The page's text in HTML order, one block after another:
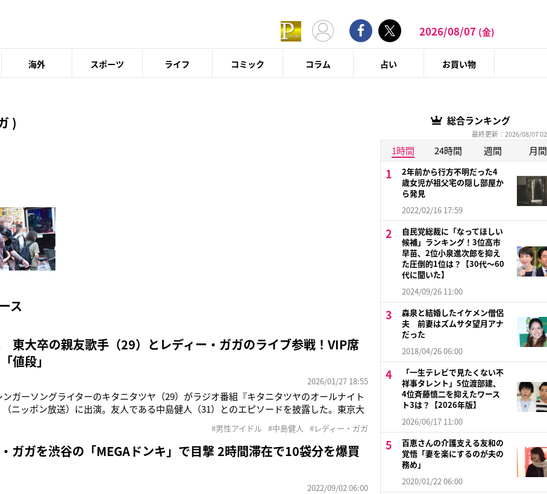
2026/08/07 (金)
海外 スポーツ ライフ コミック コラム 占い お買い物
)
ス
東大卒の親友歌手（29）とレディー・ガガのライブ参戦！VIP席
値段」
2026/01/27 18:55
ンガーソングライターのキタニタツヤ（29）がラジオ番組『キタニタツヤのオールナイト
ニッポン放送）に出演。友人である中島健人（31）とのエピソードを披露した。東京大
来親しいという。この日の放送では「わたくし、ついさっきまで中島健人と一緒にいたんで
出し、「レ
#男性アイドル #中島健人 #レディー・ガガ
ガガを渋谷の「MEGAドンキ」で目撃 2時間滞在で10袋分を爆買
2022/09/02 06:00
総合ランキング
最終更新：2026/08/07
1時間 24時間 週間 月間
2年前から行方不明だった4
歳女児が祖父宅の隠し部屋か
ら発見
2022/02/16 17:59
自民党総裁に「なってほしい
候補」ランキング！3位高市
早苗、2位小泉進次郎を抑え
た圧倒的1位は？【30代〜60
代に聞いた】
2024/09/26 11:00
森泉と結婚したイケメン僧侶
夫 前妻はズムサタ望月アナ
だった
2018/04/26 06:00
「一生テレビで見たくない不
祥事タレント」5位渡部建、
4位斉藤慎二を抑えたワース
ト3は？【2026年版】
2026/06/17 11:00
百恵さんの介護支える友和の
覚悟「妻を楽にするのが夫の
務め」
2020/01/22 06:00